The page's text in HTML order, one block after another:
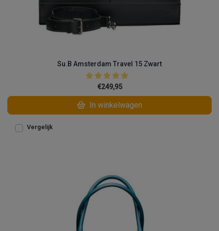
Su.B Amsterdam Travel 15 Zwart
€249,95
In winkelwagen
Vergelijk